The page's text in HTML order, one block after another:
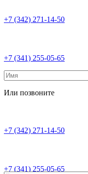
+7 (342) 271-14-50
+7 (341) 255-05-65
Или позвоните
+7 (342) 271-14-50
+7 (341) 255-05-65